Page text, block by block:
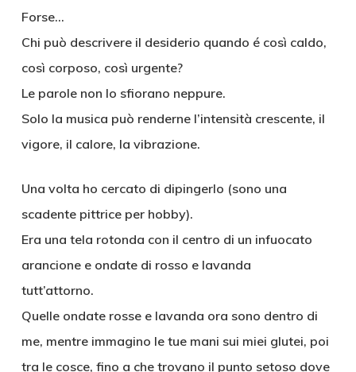
Forse…
Chi può descrivere il desiderio quando é così caldo,
così corposo, così urgente?
Le parole non lo sfiorano neppure.
Solo la musica può renderne l’intensità crescente, il
vigore, il calore, la vibrazione.
Una volta ho cercato di dipingerlo (sono una
scadente pittrice per hobby).
Era una tela rotonda con il centro di un infuocato
arancione e ondate di rosso e lavanda
tutt’attorno.
Quelle ondate rosse e lavanda ora sono dentro di
me, mentre immagino le tue mani sui miei glutei, poi
tra le cosce, fino a che trovano il punto setoso dove